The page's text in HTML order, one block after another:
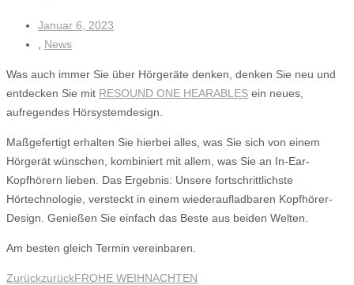
Januar 6, 2023
News
Was auch immer Sie über Hörgeräte denken, denken Sie neu und
entdecken Sie mit RESOUND ONE HEARABLES ein neues,
aufregendes Hörsystemdesign.
Maßgefertigt erhalten Sie hierbei alles, was Sie sich von einem
Hörgerät wünschen, kombiniert mit allem, was Sie an In-Ear-
Kopfhörern lieben. Das Ergebnis: Unsere fortschrittlichste
Hörtechnologie, versteckt in einem wiederaufladbaren Kopfhörer-
Design. Genießen Sie einfach das Beste aus beiden Welten.
Am besten gleich Termin vereinbaren.
ZurückzurückFROHE WEIHNACHTEN